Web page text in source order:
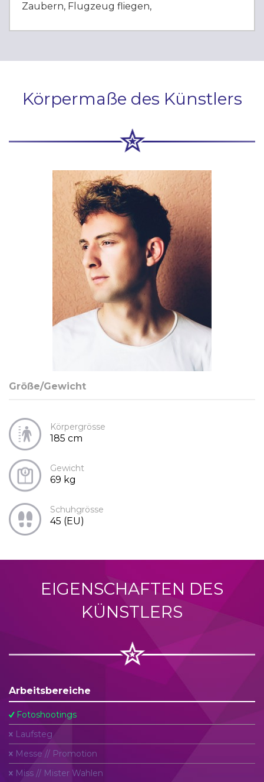
Zaubern, Flugzeug fliegen,
Körpermaße des Künstlers
Größe/Gewicht
Körpergrösse
185 cm
Gewicht
69 kg
Schuhgrösse
45 (EU)
EIGENSCHAFTEN DES
KÜNSTLERS
Arbeitsbereiche
Fotoshootings
Laufsteg
Messe // Promotion
Miss // Mister Wahlen